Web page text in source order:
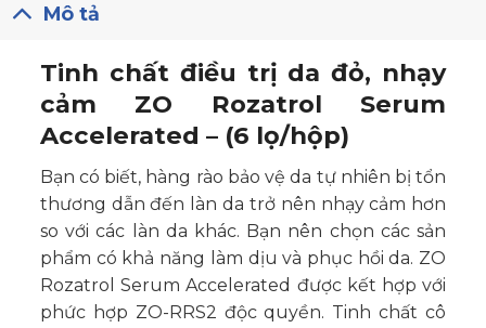
Mô tả
Tinh chất điều trị da đỏ, nhạy
cảm ZO Rozatrol Serum
Accelerated – (6 lọ/hộp)
Bạn có biết, hàng rào bảo vệ da tự nhiên bị tổn
thương dẫn đến làn da trở nên nhạy cảm hơn
so với các làn da khác. Bạn nên chọn các sản
phẩm có khả năng làm dịu và phục hồi da. ZO
Rozatrol Serum Accelerated được kết hợp với
phức hợp ZO-RRS2 độc quyền. Tinh chất cô